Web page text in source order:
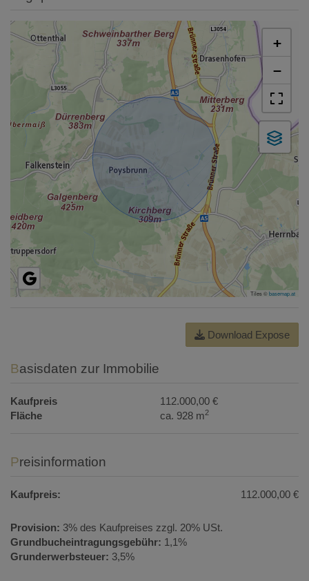
+
−
Tiles ©basemap.at
Download Expose
Basisdaten zur Immobilie
Kaufpreis
112.000,00 €
Fläche
ca. 928 m2
Preisinformation
Kaufpreis: 112.000,00 €
Provision: 3% des Kaufpreises zzgl. 20% USt.
Grundbucheintragungsgebühr: 1,1%
Grunderwerbsteuer: 3,5%